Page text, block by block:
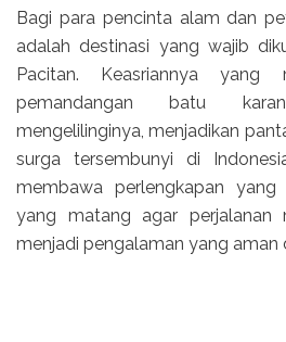
Bagi para pencinta alam dan
adalah destinasi yang wajib
Pacitan. Keasriannya yang
pemandangan batu
mengelilinginya, menjadikan
surga tersembunyi di
membawa perlengkapan
yang matang agar perjalanan
menjadi pengalaman yang aman